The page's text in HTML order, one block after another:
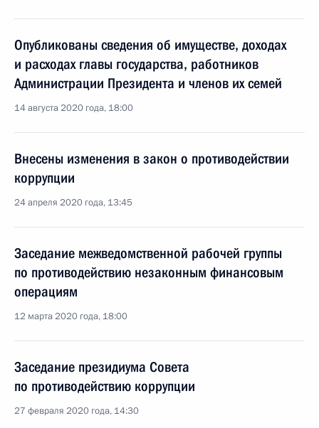
Опубликованы сведения об имуществе, доходах
и расходах главы государства, работников
Администрации Президента и членов их семей
14 августа 2020 года, 18:00
Внесены изменения в закон о противодействии
коррупции
24 апреля 2020 года, 13:45
Заседание межведомственной рабочей группы
по противодействию незаконным финансовым
операциям
12 марта 2020 года, 18:00
Заседание президиума Совета
по противодействию коррупции
27 февраля 2020 года, 14:30